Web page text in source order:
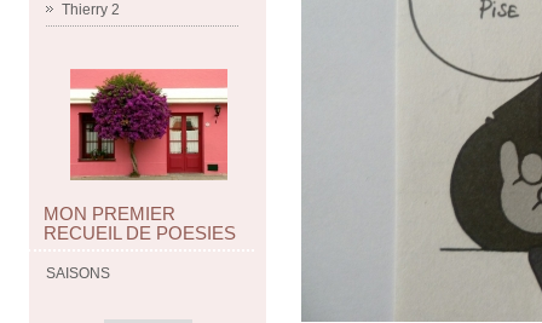
Thierry 2
MON PREMIER
RECUEIL DE POESIES
SAISONS